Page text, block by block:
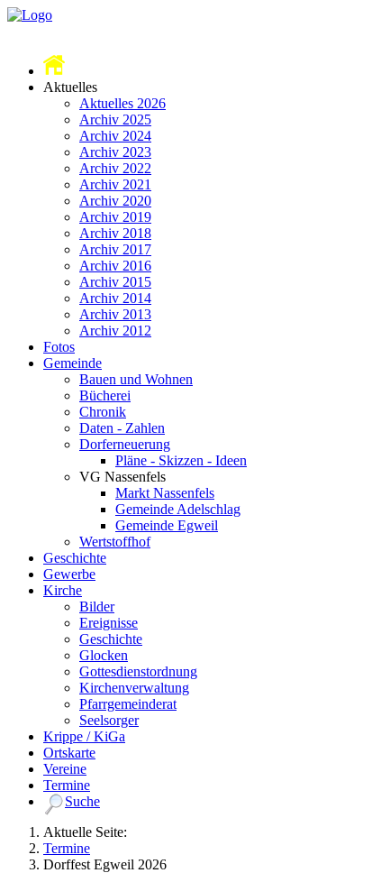
Aktuelles
Aktuelles 2026
Archiv 2025
Archiv 2024
Archiv 2023
Archiv 2022
Archiv 2021
Archiv 2020
Archiv 2019
Archiv 2018
Archiv 2017
Archiv 2016
Archiv 2015
Archiv 2014
Archiv 2013
Archiv 2012
Fotos
Gemeinde
Bauen und Wohnen
Bücherei
Chronik
Daten - Zahlen
Dorferneuerung
Pläne - Skizzen - Ideen
VG Nassenfels
Markt Nassenfels
Gemeinde Adelschlag
Gemeinde Egweil
Wertstoffhof
Geschichte
Gewerbe
Kirche
Bilder
Ereignisse
Geschichte
Glocken
Gottesdienstordnung
Kirchenverwaltung
Pfarrgemeinderat
Seelsorger
Krippe / KiGa
Ortskarte
Vereine
Termine
Suche
Aktuelle Seite:
Termine
Dorffest Egweil 2026